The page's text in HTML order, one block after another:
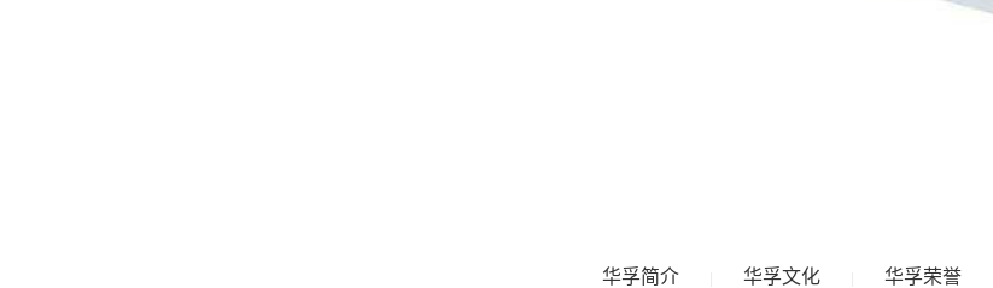
华孚荣誉
华孚文化
华孚简介